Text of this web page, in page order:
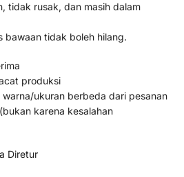
tidak rusak, dan masih dalam
bawaan tidak boleh hilang.
produksi
ukuran berbeda dari pesanan
karena kesalahan
Diretur